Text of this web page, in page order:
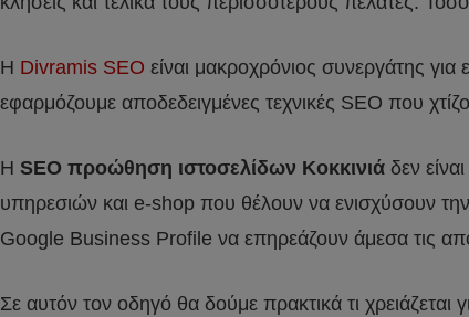
Η Divramis SEO είναι μακροχρόνιος συνεργάτης
εφαρμόζουμε αποδεδειγμένες τεχνικές SEO που
Η SEO προώθηση ιστοσελίδων Κοκκινιά δεν
υπηρεσιών και e-shop που θέλουν να ενισχύσουν
Google Business Profile να επηρεάζουν άμεσα τις
Σε αυτόν τον οδηγό θα δούμε πρακτικά τι χρειάζεται